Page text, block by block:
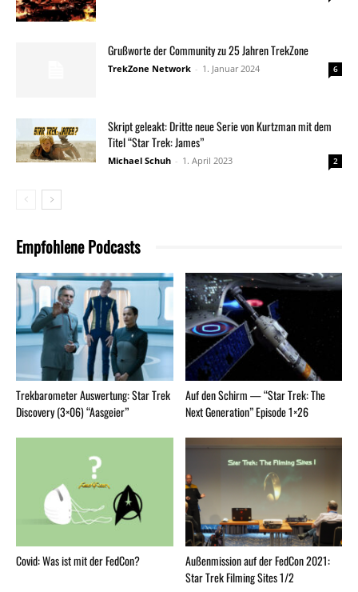
Grußworte der Community zu 25 Jahren TrekZone
TrekZone Network - 1. Januar 2024 6
Skript geleakt: Dritte neue Serie von Kurtzman mit dem
Titel “Star Trek: James”
Michael Schuh - 1. April 2023 2
Empfohlene Podcasts
Trekbarometer Auswertung: Star Trek
Discovery (3×06) “Aasgeier”
Auf den Schirm — “Star Trek: The
Next Generation” Episode 1×26
Covid: Was ist mit der FedCon?
Außenmission auf der FedCon 2021:
Star Trek Filming Sites 1/2